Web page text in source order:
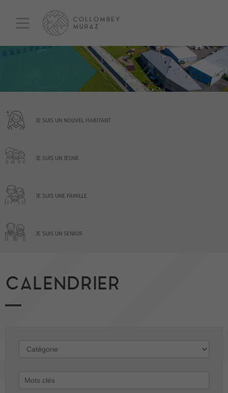
JE SUIS UN NOUVEL HABITANT
JE SUIS UN JEUNE
JE SUIS UNE FAMILLE
JE SUIS UN SENIOR
CALENDRIER